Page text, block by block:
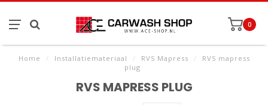
0
Home / Installatiemateriaal / RVS Mapress /
RVS mapress
plug
RVS MAPRESS PLUG